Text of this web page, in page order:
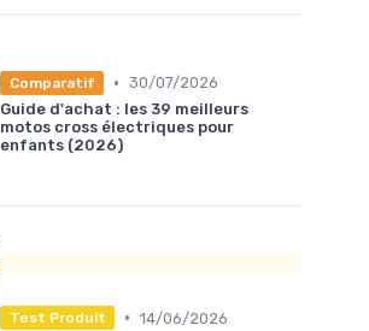
Comparatif • 30/07/2026
Guide d'achat : les 39 meilleurs
motos cross électriques pour
enfants (2026)
Test Produit • 14/06/2026